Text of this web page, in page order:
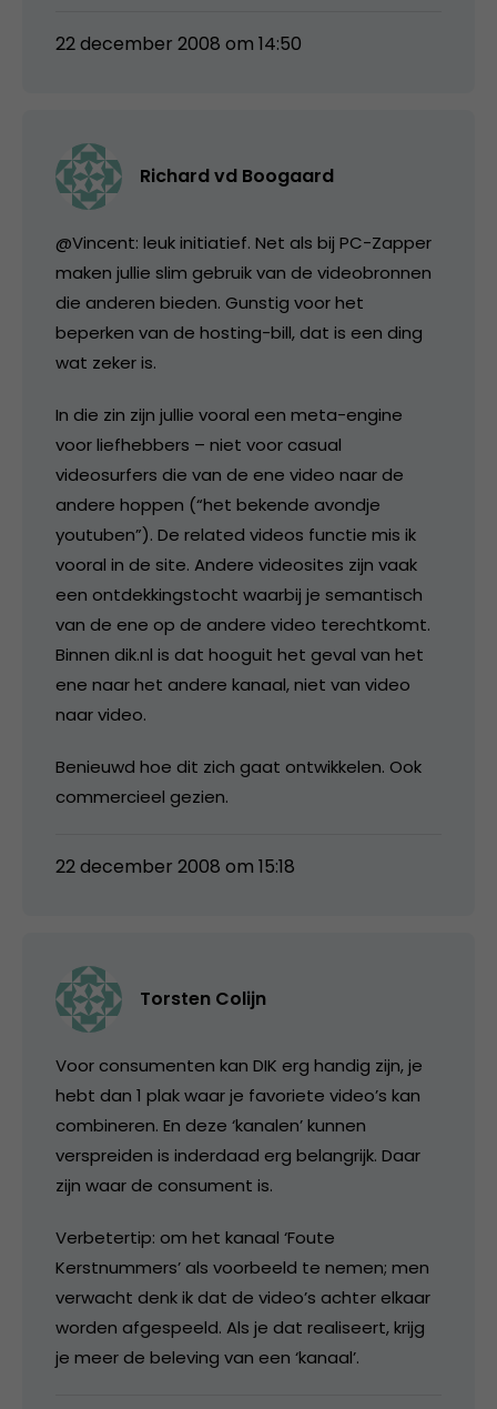
22 december 2008 om 14:50
Richard vd Boogaard
@Vincent: leuk initiatief. Net als bij PC-Zapper
maken jullie slim gebruik van de videobronnen
die anderen bieden. Gunstig voor het
beperken van de hosting-bill, dat is een ding
wat zeker is.
In die zin zijn jullie vooral een meta-engine
voor liefhebbers – niet voor casual
videosurfers die van de ene video naar de
andere hoppen (“het bekende avondje
youtuben”). De related videos functie mis ik
vooral in de site. Andere videosites zijn vaak
een ontdekkingstocht waarbij je semantisch
van de ene op de andere video terechtkomt.
Binnen dik.nl is dat hooguit het geval van het
ene naar het andere kanaal, niet van video
naar video.
Benieuwd hoe dit zich gaat ontwikkelen. Ook
commercieel gezien.
22 december 2008 om 15:18
Torsten Colijn
Voor consumenten kan DIK erg handig zijn, je
hebt dan 1 plak waar je favoriete video’s kan
combineren. En deze ‘kanalen’ kunnen
verspreiden is inderdaad erg belangrijk. Daar
zijn waar de consument is.
Verbetertip: om het kanaal ‘Foute
Kerstnummers’ als voorbeeld te nemen; men
verwacht denk ik dat de video’s achter elkaar
worden afgespeeld. Als je dat realiseert, krijg
je meer de beleving van een ‘kanaal’.